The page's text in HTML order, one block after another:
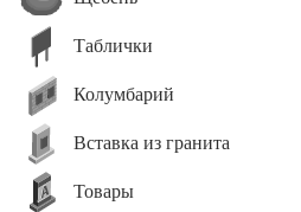
Таблички
Колумбарий
Вставка из гранита
Товары